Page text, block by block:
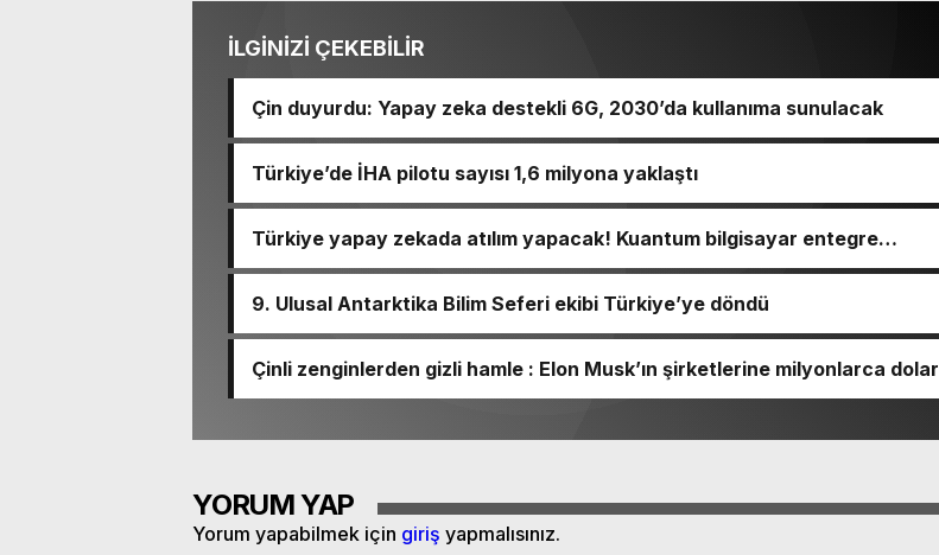
İLGİNİZİ ÇEKEBİLİR
Çin duyurdu: Yapay zeka destekli 6G, 2030’da kullanıma sunulacak
Türkiye’de İHA pilotu sayısı 1,6 milyona yaklaştı
Türkiye yapay zekada atılım yapacak! Kuantum bilgisayar entegre
9. Ulusal Antarktika Bilim Seferi ekibi Türkiye’ye döndü
Çinli zenginlerden gizli hamle : Elon Musk’ın şirketlerine milyonlarca dolar
YORUM YAP
Yorum yapabilmek için giriş yapmalısınız.